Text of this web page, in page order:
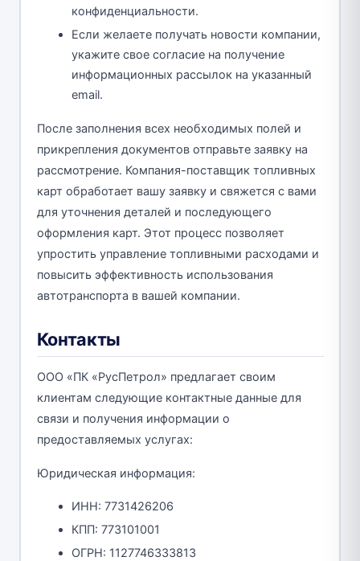
конфиденциальности.
Если желаете получать новости компании,
укажите свое согласие на получение
информационных рассылок на указанный
email.
После заполнения всех необходимых полей и
прикрепления документов отправьте заявку на
рассмотрение. Компания-поставщик топливных
карт обработает вашу заявку и свяжется с вами
для уточнения деталей и последующего
оформления карт. Этот процесс позволяет
упростить управление топливными расходами и
повысить эффективность использования
автотранспорта в вашей компании.
Контакты
ООО «ПК «РусПетрол» предлагает своим
клиентам следующие контактные данные для
связи и получения информации о
предоставляемых услугах:
Юридическая информация:
ИНН: 7731426206
КПП: 773101001
ОГРН: 1127746333813